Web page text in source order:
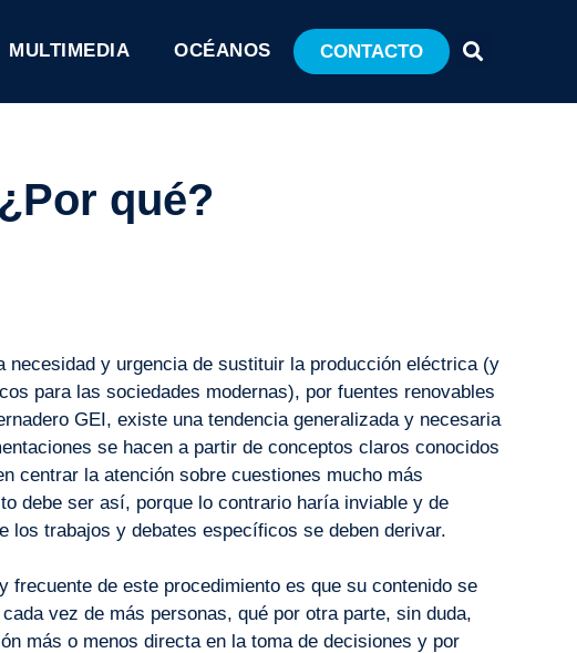
MULTIMEDIA OCÉANOS CONTACTO
qué?
necesidad y urgencia de sustituir la producción eléctrica (y
para las sociedades modernas), por fuentes renovables
GEI, existe una tendencia generalizada y necesaria
se hacen a partir de conceptos claros conocidos
centrar la atención sobre cuestiones mucho más
debe ser así, porque lo contrario haría inviable y de
los trabajos y debates específicos se deben derivar.
frecuente de este procedimiento es que su contenido se
vez de más personas, qué por otra parte, sin duda,
más o menos directa en la toma de decisiones y por